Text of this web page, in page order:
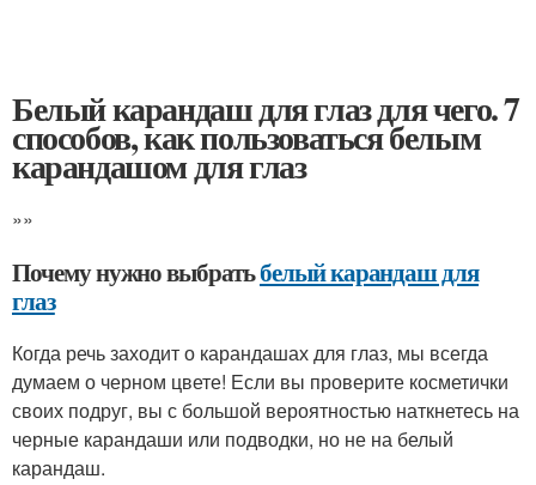
Белый карандаш для глаз для чего. 7
способов, как пользоваться белым
карандашом для глаз
»»
Почему нужно выбратьбелый карандаш для
глаз
Когда речь заходит о карандашах для глаз, мы всегда
думаем о черном цвете! Если вы проверите косметички
своих подруг, вы с большой вероятностью наткнетесь на
черные карандаши или подводки, но не на белый
карандаш.